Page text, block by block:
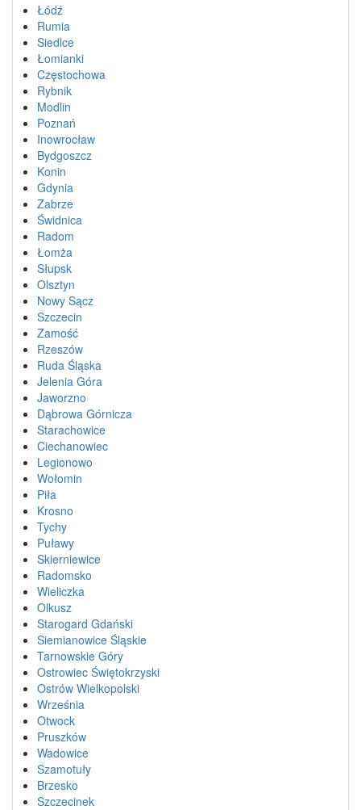
Łódź
Rumia
Siedlce
Łomianki
Częstochowa
Rybnik
Modlin
Poznań
Inowrocław
Bydgoszcz
Konin
Gdynia
Zabrze
Świdnica
Radom
Łomża
Słupsk
Olsztyn
Nowy Sącz
Szczecin
Zamość
Rzeszów
Ruda Śląska
Jelenia Góra
Jaworzno
Dąbrowa Górnicza
Starachowice
Ciechanowiec
Legionowo
Wołomin
Piła
Krosno
Tychy
Puławy
Skierniewice
Radomsko
Wieliczka
Olkusz
Starogard Gdański
Siemianowice Śląskie
Tarnowskie Góry
Ostrowiec Świętokrzyski
Ostrów Wielkopolski
Września
Otwock
Pruszków
Wadowice
Szamotuły
Brzesko
Szczecinek